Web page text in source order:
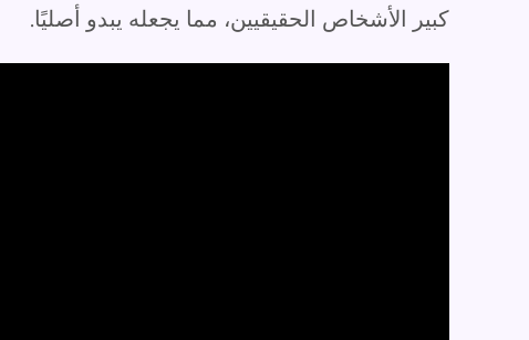
كبير الأشخاص الحقيقيين، مما يجعله يبدو أصليًا.